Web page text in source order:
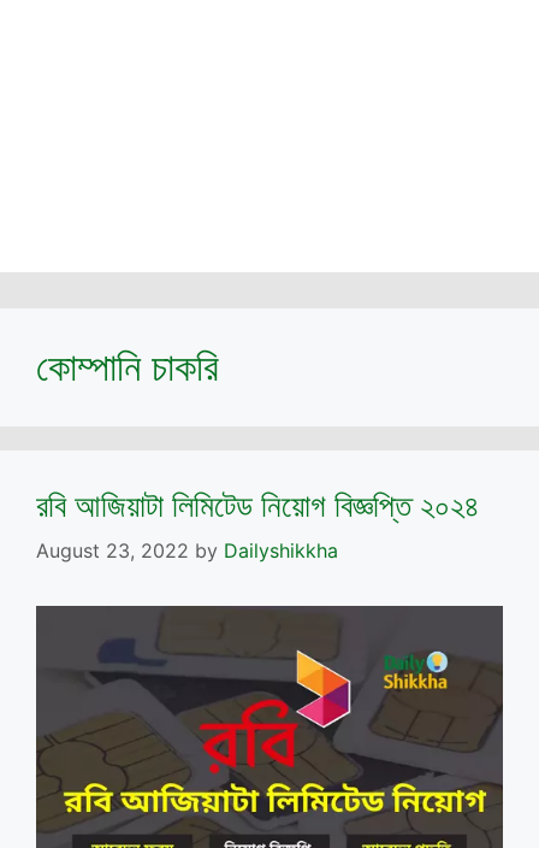
কোম্পানি চাকরি
রবি আজিয়াটা লিমিটেড নিয়োগ বিজ্ঞপ্তি ২০২৪
August 23, 2022 by Dailyshikkha